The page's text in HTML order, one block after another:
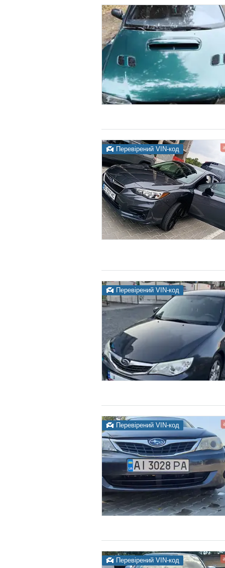
Перевірений VIN-код
Перевірений VIN-код
Перевірений VIN-код
Перевірений VIN-код